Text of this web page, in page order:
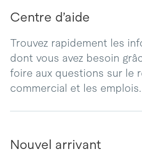
Centre d’aide
Trouvez rapidement les
dont vous avez besoin
foire aux questions sur le
commercial et les emplois.
Nouvel arrivant